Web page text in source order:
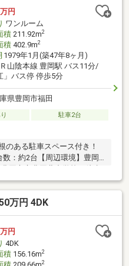
アーキホームライフ不動
万円
ワンルーム
積211.92m2
積402.9m2
1979年1月(築47年8ヶ月)
Ｒ山陰本線 豊岡駅 バス11分/
」バス停 停歩5分
県豊岡市福田
駐車2台
ある駐車スペース付き！
：約2台【周辺環境】豊岡
岡市立豊岡北中学校：徒歩
店：車4分(1700ｍ)豊岡下陰
ュ豊岡下陰店：車3分(1000
ｍ)
万円 4DK
万円
4DK
積156.16m2
2